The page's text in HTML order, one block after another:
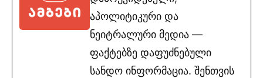
აპოლიტიკური და
ნეიტრალური მედია —
ფაქტებზე დაფუძნებული
სანდო ინფორმაცია. შენთვის